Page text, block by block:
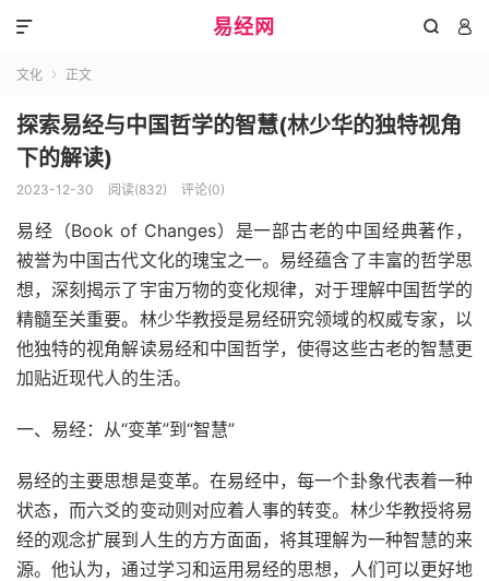
易经网  

文化  正文
探索易经与中国哲学的智慧(林少华的独特视角
下的解读)
2023-12-30 阅读(832) 评论(0)
易经（Book of Changes）是一部古老的中国经典著作，
被誉为中国古代文化的瑰宝之一。易经蕴含了丰富的哲学思
想，深刻揭示了宇宙万物的变化规律，对于理解中国哲学的
精髓至关重要。林少华教授是易经研究领域的权威专家，以
他独特的视角解读易经和中国哲学，使得这些古老的智慧更
加贴近现代人的生活。
一、易经：从“变革”到“智慧”
易经的主要思想是变革。在易经中，每一个卦象代表着一种
状态，而六爻的变动则对应着人事的转变。林少华教授将易
经的观念扩展到人生的方方面面，将其理解为一种智慧的来
源。他认为，通过学习和运用易经的思想，人们可以更好地